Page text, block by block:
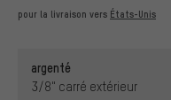
pour la livraison vers États-Unis
argenté
3/8" carré extérieur